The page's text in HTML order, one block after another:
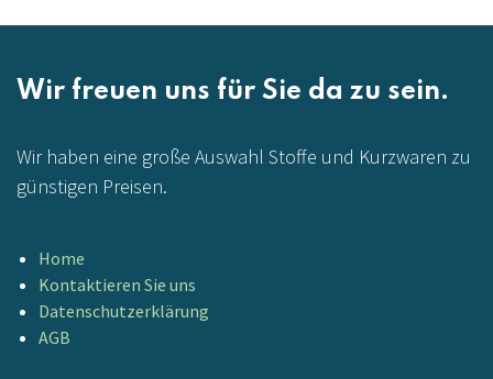
Wir freuen uns für Sie da zu sein.
Wir haben eine große Auswahl Stoffe und Kurzwaren zu
günstigen Preisen.
Home
Kontaktieren Sie uns
Datenschutzerklärung
AGB